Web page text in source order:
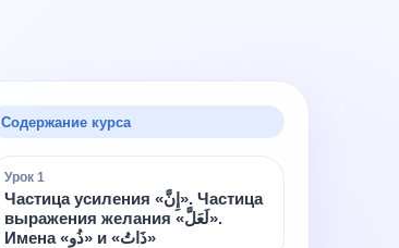
Содержание курса
Урок 1
Частица усиления «إِنَّ». Частица
выражения желания «لَعَلَّ».
Имена «ذُو» и «ذَاتُ»